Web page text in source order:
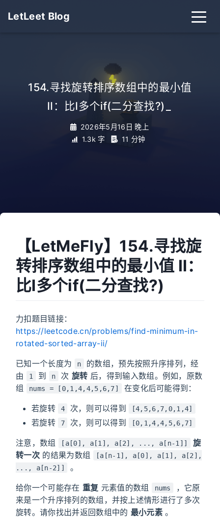
LetLeet Blog
154.寻找旋转排序数组中的最小值
II：比I多个if(二分查找?)
2026年5月16日 晚上
1.3k 字
11 分钟
【LetMeFly】154.寻找旋
转排序数组中的最小值 II：
比I多个if(二分查找?)
力扣题目链接：
https://leetcode.cn/problems/find-minimum-in-
rotated-sorted-array-ii/
已知一个长度为 n
的数组，预先按照升序排列，经
由
1 到 n 次 旋转 后，得到输入数组。例如，原数
组
nums = [0,1,4,4,5,6,7] 在变化后可能得到：
若旋转 4 次，则可以得到 [4,5,6,7,0,1,4]
若旋转 7 次，则可以得到 [0,1,4,4,5,6,7]
注意，数组 [a[0], a[1], a[2], ..., a[n-1]]
旋
转一次的结果为数组
[a[n-1], a[0], a[1], a[2],
..., a[n-2]]
。
给你一个可能存在 重复 元素值的数组 nums
，它原
来是一个升序排列的数组，并按上述情形进行了多次
旋转。请你找出并返回数组中的 最小元素 。